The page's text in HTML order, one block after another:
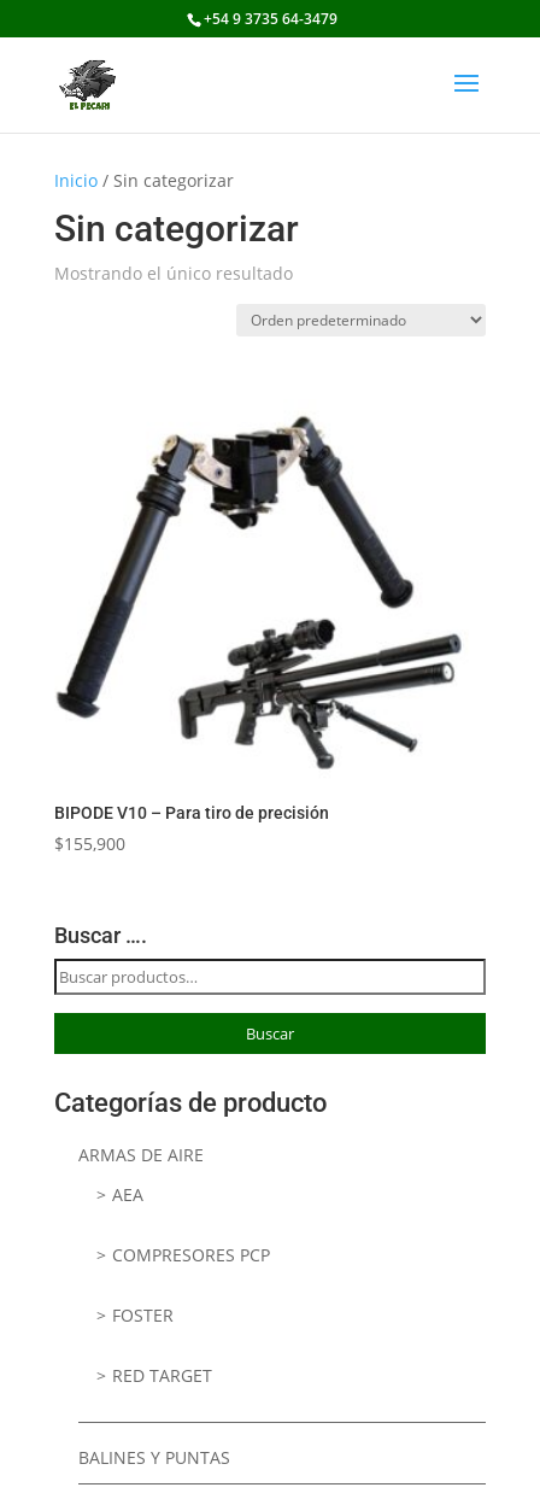
+54 9 3735 64-3479
Inicio/ Sin categorizar
Sin categorizar
Mostrando el único resultado
BIPODE V10 – Para tiro de precisión
$155,900
Buscar ….
Buscar
por:
Buscar
Categorías de producto
ARMAS DE AIRE
AEA
COMPRESORES PCP
FOSTER
RED TARGET
BALINES Y PUNTAS